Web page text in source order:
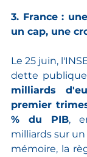
3. France :
un cap, une
Le 25 juin,
dette
milliards
premier
% du PIB,
milliards sur
mémoire, la